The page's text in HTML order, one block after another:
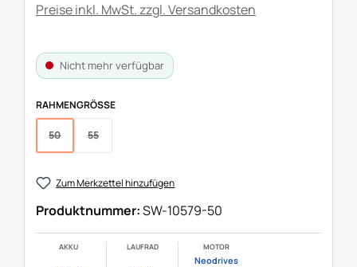
Preise inkl. MwSt. zzgl. Versandkosten
Nicht mehr verfügbar
RAHMENGRÖSSE AUSWÄHLEN
50 55
Zum Merkzettel hinzufügen
Produktnummer:SW-10579-50
AKKU LAUFRAD MOTOR
Neodrives